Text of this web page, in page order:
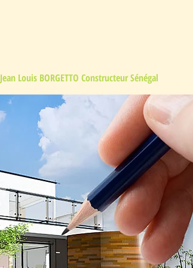
Jean Louis BORGETTO Constructeur Sénégal